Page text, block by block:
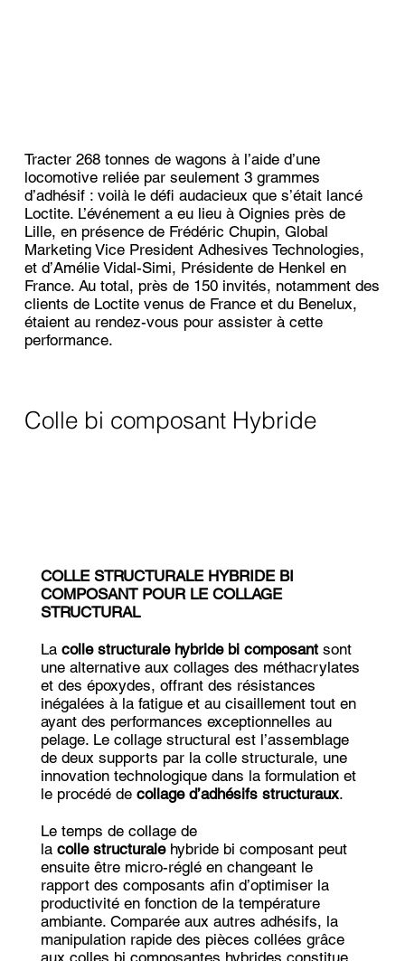
Tracter 268 tonnes de wagons à l’aide d’une
locomotive reliée par seulement 3 grammes
d’adhésif : voilà le défi audacieux que s’était lancé
Loctite. L’événement a eu lieu à Oignies près de
Lille, en présence de Frédéric Chupin, Global
Marketing Vice President Adhesives Technologies,
et d’Amélie Vidal-Simi, Présidente de Henkel en
France. Au total, près de 150 invités, notamment des
clients de Loctite venus de France et du Benelux,
étaient au rendez-vous pour assister à cette
performance.
Colle bi composant Hybride
COLLE STRUCTURALE HYBRIDE BI
COMPOSANT POUR LE COLLAGE
STRUCTURAL
La colle structuralehybride bi composantsont
une alternative aux collages des méthacrylates
et des époxydes, offrant des résistances
inégalées à la fatigue et au cisaillement tout en
ayant des performances exceptionnelles au
pelage. Le collage structural est l’assemblage
de deux supports par la colle structurale, une
innovation technologique dans la formulation et
le procédé de collage d’adhésifs structuraux.
Le temps de collage de
la colle structurale hybride bi composant peut
ensuite être micro-réglé en changeant le
rapport des composants afin d’optimiser la
productivité en fonction de la température
ambiante. Comparée aux autres adhésifs, la
manipulation rapide des pièces collées grâce
aux colles bi composantes hybrides constitue